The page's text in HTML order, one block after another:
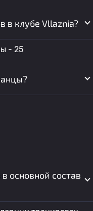
в клубе Vllaznia?
- 25
основной состав